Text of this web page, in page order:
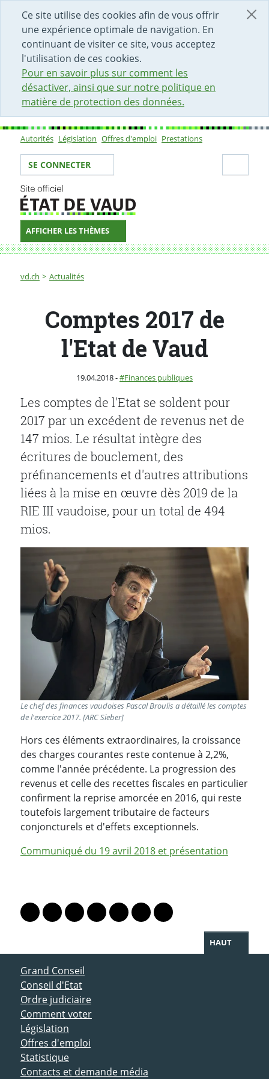
Ce site utilise des cookies afin de vous offrir
une expérience optimale de navigation. En
continuant de visiter ce site, vous acceptez
l'utilisation de ces cookies.
Pour en savoir plus sur comment les
désactiver, ainsi que sur notre politique en
matière de protection des données.
DÉBUT DU CONTENU DE LA PAGE
ACCÈS AU CHAMP DE RECHERCHE
PAGE D'ACCUEIL
FORMULAIRE DE CONTACT
Sous-navigation
Autorités Législation Offres d'emploi Prestations
Votre identité
SE CONNECTER
AFFICHER LES THÈMES
Fil d'Ariane
vd.ch Actualités
Comptes 2017 de l'Etat de Vaud
Comptes 2017 de
l'Etat de Vaud
Publié le
19.04.2018-Catégorie :
Finances publiques
Les comptes de l'Etat se soldent pour
2017 par un excédent de revenus net de
147 mios. Le résultat intègre des
écritures de bouclement, des
préfinancements et d'autres attributions
liées à la mise en œuvre dès 2019 de la
RIE III vaudoise, pour un total de 494
mios.
Le chef des finances vaudoises Pascal Broulis a détaillé les comptes
de l'exercice 2017. [ARC Sieber]
Hors ces éléments extraordinaires, la croissance
des charges courantes reste contenue à 2,2%,
comme l'année précédente. La progression des
revenus et celle des recettes fiscales en particulier
confirment la reprise amorcée en 2016, qui reste
toutefois largement tributaire de facteurs
conjoncturels et d'effets exceptionnels.
Communiqué du 19 avril 2018 et présentation
Lien vers le profil Mastodon
Lien vers le profil Bluesky
Lien vers le profil Instagram
Lien vers le profil Linkedin
Lien vers le profil Facebook
Lien vers le profil Twitter
Partager par WhatsApp
HAUT
ACCÈS DIRECT
Grand Conseil
Conseil d'Etat
Ordre judiciaire
Comment voter
Législation
Offres d'emploi
Statistique
Contacts et demande média